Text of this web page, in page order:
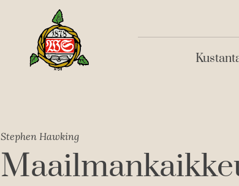
Stephen Hawking